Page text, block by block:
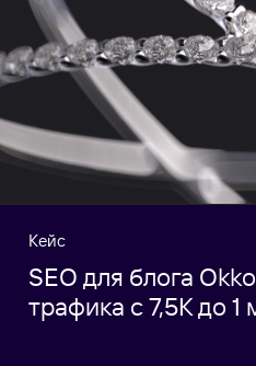
Кейс
SEO для блога
трафика c 7,5К до 1